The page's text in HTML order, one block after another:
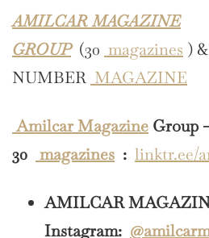
AMILCAR MAGAZINE
GROUP (30 magazines )
NUMBER MAGAZINE
Amilcar Magazine Group
30 magazines : linktr.ee/
AMILCAR
Instagram: